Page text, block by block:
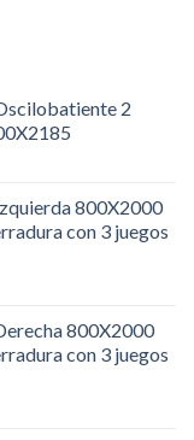
2
800X2000
con 3 juegos
800X2000
con 3 juegos